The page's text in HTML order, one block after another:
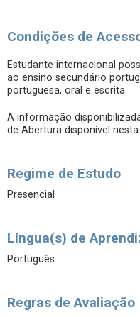
Condições de
Estudante internacional
ao ensino secundário
portuguesa, oral e escrita.
A informação
de Abertura disponível nesta
Regime de Estudo
Presencial
Língua(s) de
Português
Regras de Avaliação